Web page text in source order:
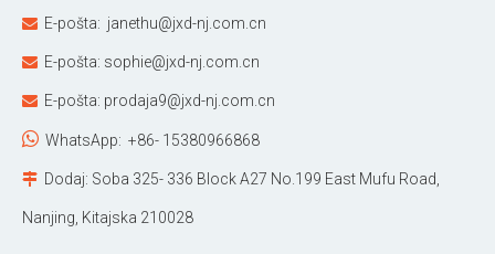
 E-pošta: janethu@jxd-nj.com.cn
 E-pošta: sophie@jxd-nj.com.cn
 E-pošta: prodaja9@jxd-nj.com.cn
 WhatsApp: +86- 15380966868
 Dodaj: Soba 325- 336 Block A27 No.199 East Mufu Road,
Nanjing, Kitajska 210028